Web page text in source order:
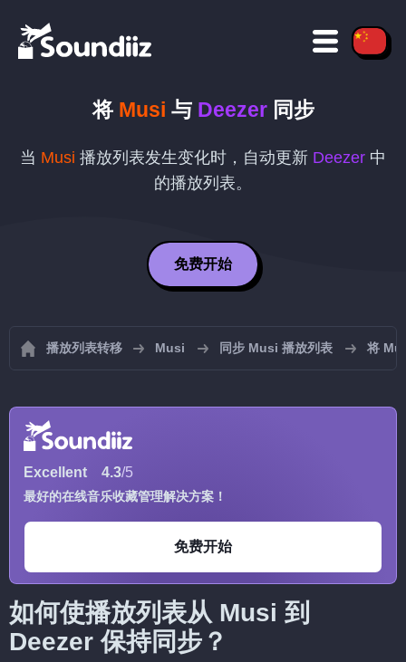
将 Musi 与 Deezer同步
当 Musi 播放列表发生变化时，自动更新 Deezer 中
的播放列表。
免费开始
播放列表转移 Musi 同步 Musi 播放列表 将
Excellent 4.3/5
最好的在线音乐收藏管理解决方案！
免费开始
如何使播放列表从 Musi 到
Deezer 保持同步？